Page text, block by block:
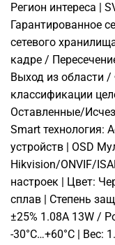
Регион интереса |
Гарантированное
сетевого
кадре /
Выход из области
классификации
Оставленные/
Smart технология:
устройств | OSD
Hikvision/ONVIF/
настроек | Цвет:
сплав | Степень
±25% 1.08A 13W /
-30°C…+60°C | Вес: